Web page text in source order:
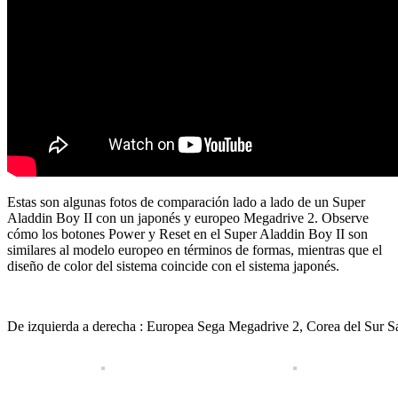
Estas son algunas fotos de comparación lado a lado de un Super
Aladdin Boy II con un japonés y europeo Megadrive 2. Observe
cómo los botones Power y Reset en el Super Aladdin Boy II son
similares al modelo europeo en términos de formas, mientras que el
diseño de color del sistema coincide con el sistema japonés.
De izquierda a derecha : Europea Sega Megadrive 2, Corea del Sur